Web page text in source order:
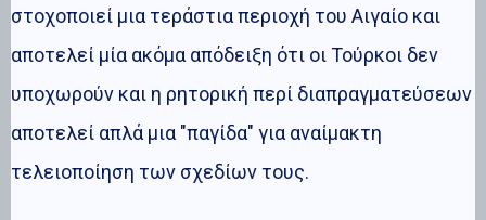
στοχοποιεί μια τεράστια περιοχή του Αιγαίο και
αποτελεί μία ακόμα απόδειξη ότι οι Τούρκοι δεν
υποχωρούν και η ρητορική περί διαπραγματεύσεων
αποτελεί απλά μια "παγίδα" για αναίμακτη
τελειοποίηση των σχεδίων τους.